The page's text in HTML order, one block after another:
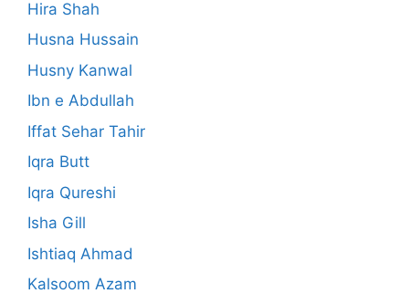
Hira Shah
Husna Hussain
Husny Kanwal
Ibn e Abdullah
Iffat Sehar Tahir
Iqra Butt
Iqra Qureshi
Isha Gill
Ishtiaq Ahmad
Kalsoom Azam